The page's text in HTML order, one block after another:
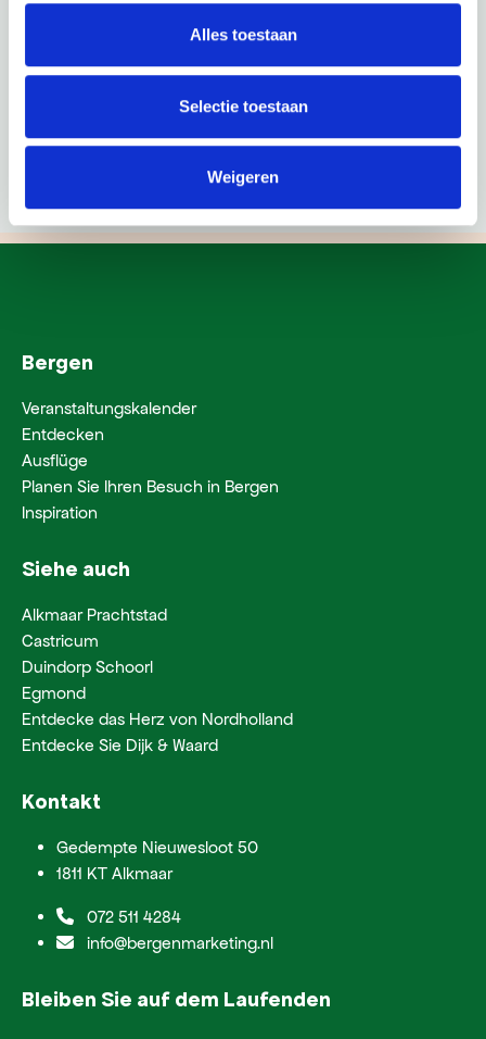
Alles toestaan
Selectie toestaan
Weigeren
Bergen
Veranstaltungskalender
Entdecken
Ausflüge
Planen Sie Ihren Besuch in Bergen
Inspiration
Siehe auch
Alkmaar Prachtstad
Castricum
Duindorp Schoorl
Egmond
Entdecke das Herz von Nordholland
Entdecke Sie Dijk & Waard
Kontakt
Gedempte Nieuwesloot 50
1811 KT Alkmaar
072 511 4284
info@bergenmarketing.nl
Bleiben Sie auf dem Laufenden